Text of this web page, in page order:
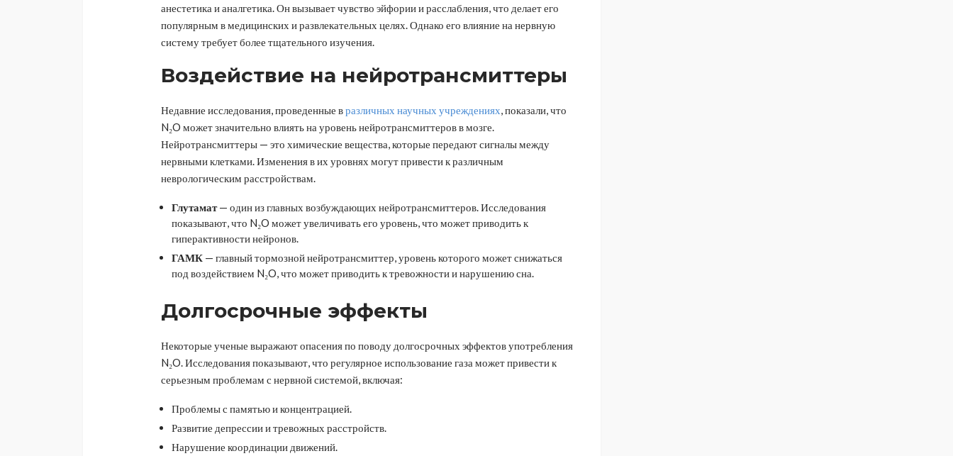
анестетика и аналгетика. Он вызывает чувство эйфории и расслабления, что делает его
популярным в медицинских и развлекательных целях. Однако его влияние на нервную
систему требует более тщательного изучения.
Воздействие на нейротрансмиттеры
Недавние исследования, проведенные вразличных научных учреждениях, показали, что
N₂O может значительно влиять на уровень нейротрансмиттеров в мозге.
Нейротрансмиттеры — это химические вещества, которые передают сигналы между
нервными клетками. Изменения в их уровнях могут привести к различным
неврологическим расстройствам.
Глутамат— один из главных возбуждающих нейротрансмиттеров. Исследования
показывают, что N₂O может увеличивать его уровень, что может приводить к
гиперактивности нейронов.
ГАМК — главный тормозной нейротрансмиттер, уровень которого может снижаться
под воздействием N₂O, что может приводить к тревожности и нарушению сна.
Долгосрочные эффекты
Некоторые ученые выражают опасения по поводу долгосрочных эффектов употребления
N₂O. Исследования показывают, что регулярное использование газа может привести к
серьезным проблемам с нервной системой, включая:
Проблемы с памятью и концентрацией.
Развитие депрессии и тревожных расстройств.
Нарушение координации движений.